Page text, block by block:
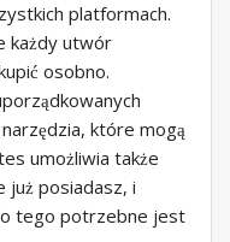
platformach.
każdy utwór
osobno.
które mogą
umożliwia także
już posiadasz, i
tego potrzebne jest